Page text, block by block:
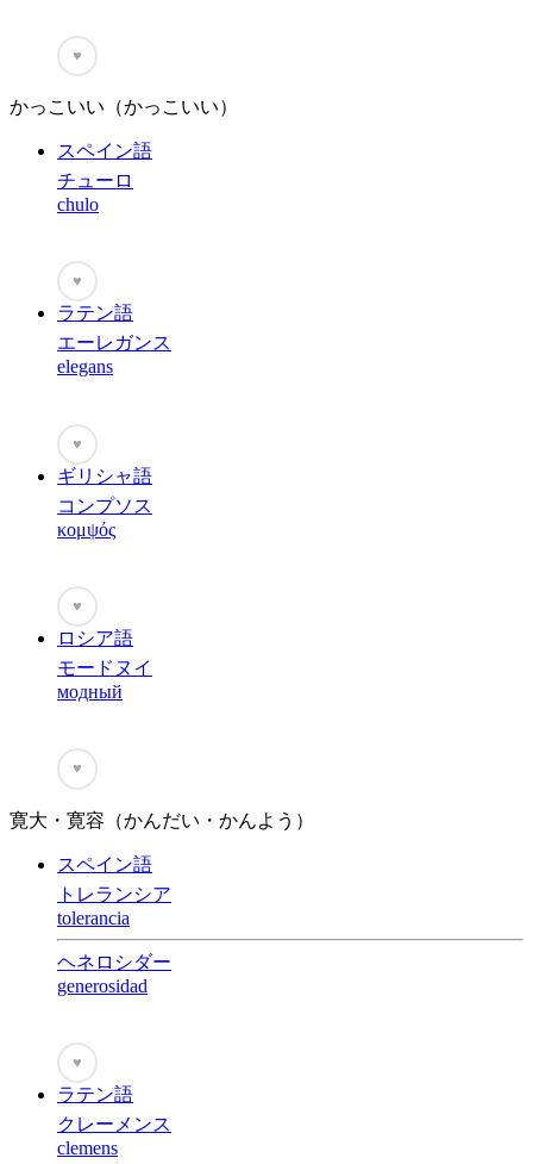
♥
かっこいい（かっこいい）
スペイン語
チューロ
chulo
♥
ラテン語
エーレガンス
elegans
♥
ギリシャ語
コンプソス
κομψός
♥
ロシア語
モードヌイ
модный
♥
寛大・寛容（かんだい・かんよう）
スペイン語
トレランシア
tolerancia
ヘネロシダー
generosidad
♥
ラテン語
クレーメンス
clemens